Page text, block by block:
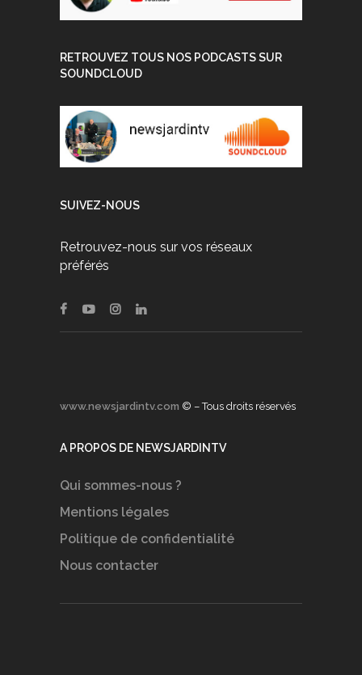
RETROUVEZ TOUS NOS PODCASTS SUR
SOUNDCLOUD
SUIVEZ-NOUS
Retrouvez-nous sur vos réseaux
préférés
www.newsjardintv.com © – Tous droits réservés
A PROPOS DE NEWSJARDINTV
Qui sommes-nous ?
Mentions légales
Politique de confidentialité
Nous contacter